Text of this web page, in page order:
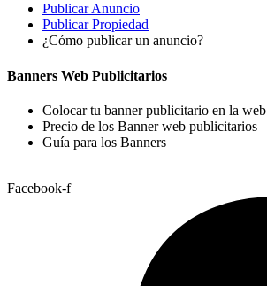
Publicar Anuncio
Publicar Propiedad
¿Cómo publicar un anuncio?
Banners Web Publicitarios
Colocar tu banner publicitario en la web
Precio de los Banner web publicitarios
Guía para los Banners
Facebook-f